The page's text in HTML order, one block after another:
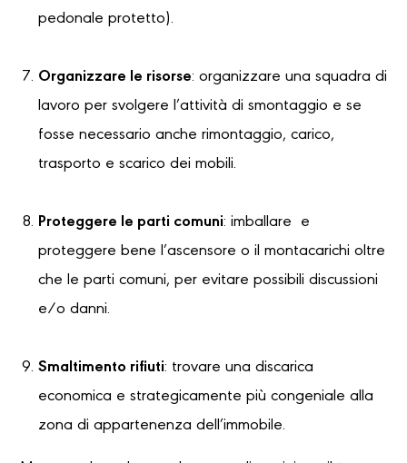
pedonale protetto).
Organizzare le risorse: organizzare una squadra di
lavoro per svolgere l’attività di smontaggio e se
fosse necessario anche rimontaggio, carico,
trasporto e scarico dei mobili.
Proteggere le parti comuni: imballare e
proteggere bene l’ascensore o il montacarichi oltre
che le parti comuni, per evitare possibili discussioni
e/o danni.
Smaltimento rifiuti: trovare una discarica
economica e strategicamente più congeniale alla
zona di appartenenza dell’immobile.